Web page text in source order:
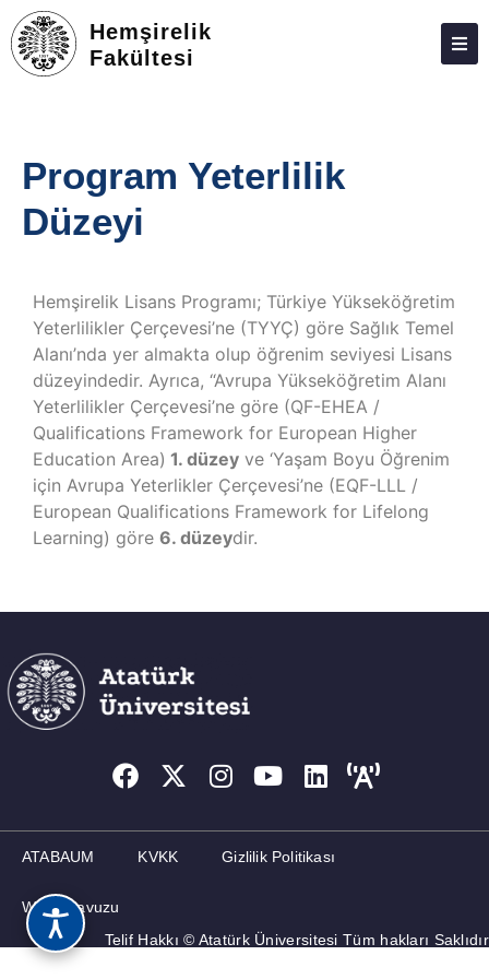
Hemşirelik
Fakültesi
GIZLILIK POLITIKASI
WEB KILAVUZU
Program Yeterlilik
Düzeyi
Hemşirelik Lisans Programı; Türkiye Yükseköğretim
Yeterlilikler Çerçevesi’ne (TYYÇ) göre Sağlık Temel
Alanı’nda yer almakta olup öğrenim seviyesi Lisans
düzeyindedir. Ayrıca, “Avrupa Yükseköğretim Alanı
Yeterlilikler Çerçevesi’ne göre (QF-EHEA /
Qualifications Framework for European Higher
Education Area) 1. düzey ve ‘Yaşam Boyu Öğrenim
için Avrupa Yeterlikler Çerçevesi’ne (EQF-LLL /
European Qualifications Framework for Lifelong
Learning) göre 6. düzeydir.
ATABAUM KVKK Gizlilik Politikası
Web Kılavuzu
Telif Hakkı © Atatürk Üniversitesi Tüm hakları Saklıdır